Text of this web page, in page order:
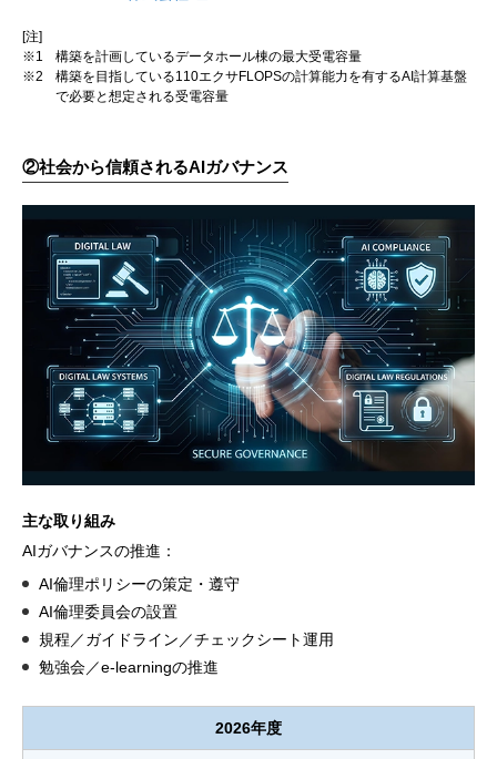
[注]
※1
構築を計画しているデータホール棟の最大受電容量
※2
構築を目指している110エクサFLOPSの計算能力を有するAI計算基盤
で必要と想定される受電容量
②社会から信頼されるAIガバナンス
主な取り組み
AIガバナンスの推進：
AI倫理ポリシーの策定・遵守
AI倫理委員会の設置
規程／ガイドライン／チェックシート運用
勉強会／e-learningの推進
2026年度